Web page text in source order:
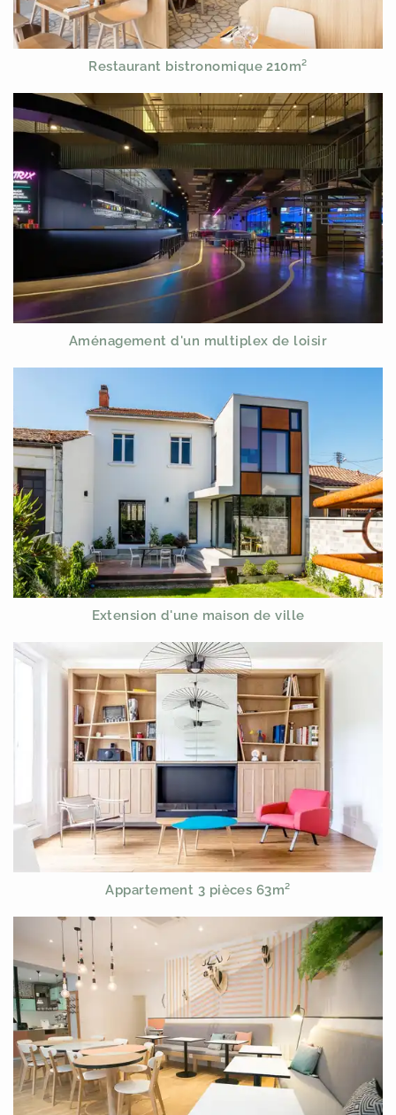
Restaurant bistronomique 210m²
Aménagement d'un multiplex de loisir
Extension d'une maison de ville
Appartement 3 pièces 63m²